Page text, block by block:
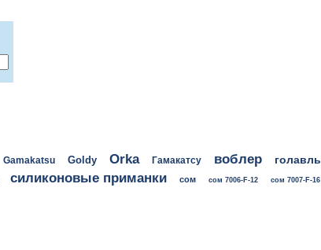
Gamakatsu Goldy Orka Гамакатсу воблер голавль
силиконовые приманки сом сом 7006-F-12 сом 7007-F-16